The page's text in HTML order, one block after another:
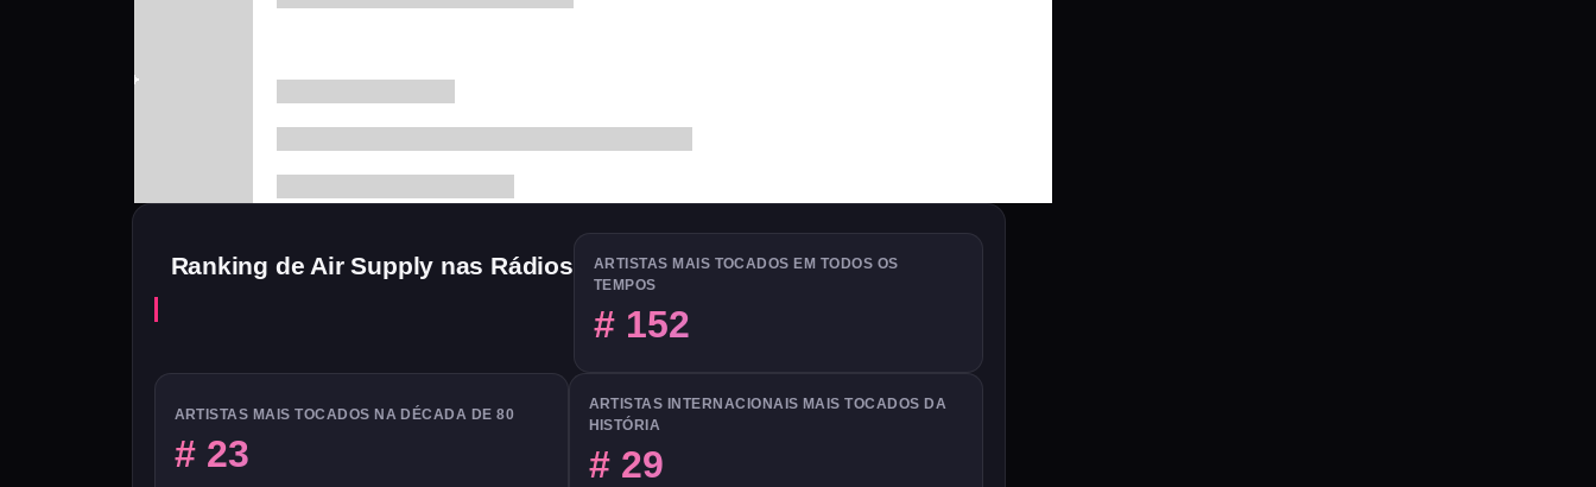
Ranking de Air Supply nas Rádios
ARTISTAS MAIS TOCADOS EM TODOS OS
TEMPOS
# 152
ARTISTAS MAIS TOCADOS NA DÉCADA DE 80
# 23
ARTISTAS INTERNACIONAIS MAIS TOCADOS DA
HISTÓRIA
# 29